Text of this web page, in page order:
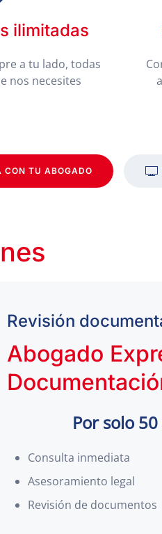
ilimitadas
a tu lado, todas
nos necesites
CON TU ABOGADO
Revisión
Abogado
Por solo
Consulta inmediata
Asesoramiento legal
Revisión de documentos